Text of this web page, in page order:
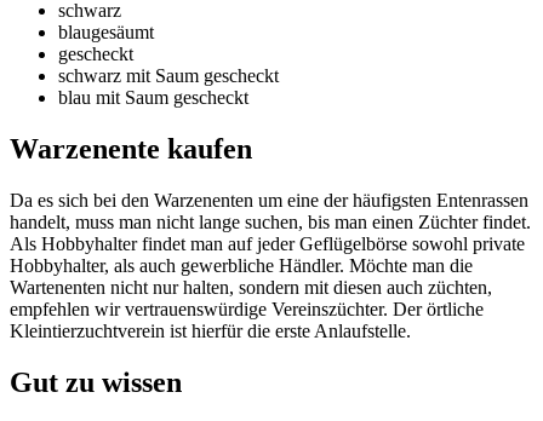
schwarz
blaugesäumt
gescheckt
schwarz mit Saum gescheckt
blau mit Saum gescheckt
Warzenente kaufen
Da es sich bei den Warzenenten um eine der häufigsten Entenrassen
handelt, muss man nicht lange suchen, bis man einen Züchter findet.
Als Hobbyhalter findet man auf jeder Geflügelbörse sowohl private
Hobbyhalter, als auch gewerbliche Händler. Möchte man die
Wartenenten nicht nur halten, sondern mit diesen auch züchten,
empfehlen wir vertrauenswürdige Vereinszüchter. Der örtliche
Kleintierzuchtverein ist hierfür die erste Anlaufstelle.
Gut zu wissen